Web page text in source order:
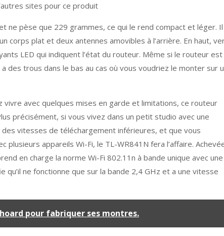
sites pour ce produit
ne pèse que 229 grammes, ce qui le rend compact et léger. Il
corps plat et deux antennes amovibles à l’arrière. En haut,
LED qui indiquent l’état du routeur. Même si le routeur est
des trous dans le bas au cas où vous voudriez le monter sur
avec quelques mises en garde et limitations, ce routeur
précisément, si vous vivez dans un petit studio avec une
vitesses de téléchargement inférieures, et que vous
appareils Wi-Fi, le TL-WR841N fera l’affaire.
en charge la norme Wi-Fi 802.11n à bande unique avec une
qu’il ne fonctionne que sur la bande 2,4 GHz et a une vitesse
pour fabriquer ses montres.